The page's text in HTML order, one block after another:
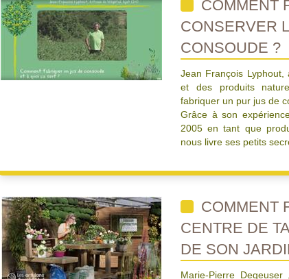
COMMENT
CONSERVER
CONSOUDE ?
Jean François Lyphout,
et des produits
fabriquer un pur jus de
Grâce à son
2005 en tant que
nous livre ses petits
COMMENT
CENTRE DE
DE SON
Marie-Pierre